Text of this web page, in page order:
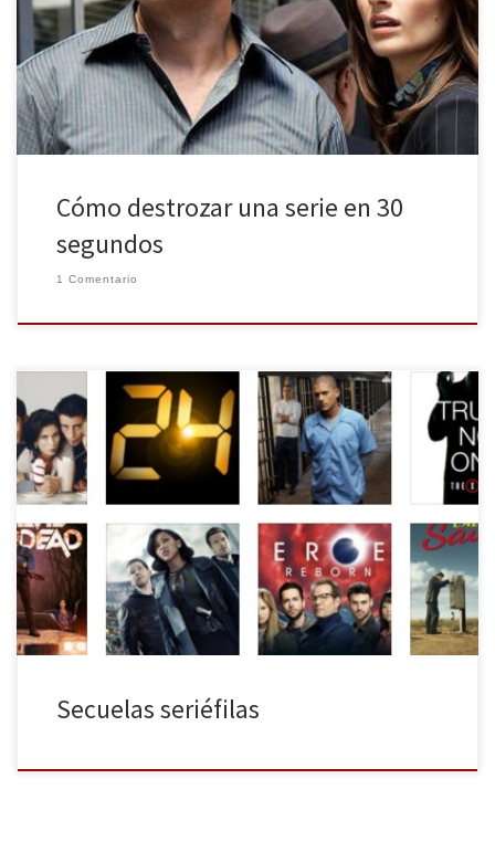
que uno lo intente, no a todo el mundo acabará contentándole
ese final, ya sea porque el espectador no quiere que acabe su
serie favorita, o […]
Cómo destrozar una serie en 30
segundos
1 Comentario
¿Vivimos en la época dorada de las series? Sin lugar a dudas. En
los últimos diez años el número de series producidas en Estados
Unidos ha aumentado de manera considerable, siendo
actualmente un formato tan valorado como el cine,
encontrándonos en nuestras pantallas una gran variedad de títulos
abarcando todos […]
Secuelas seriéfilas